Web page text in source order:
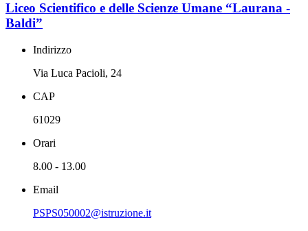
Liceo Scientifico e delle Scienze Umane “Laurana -
Baldi”
Indirizzo
Via Luca Pacioli, 24
CAP
61029
Orari
8.00 - 13.00
Email
PSPS050002@istruzione.it